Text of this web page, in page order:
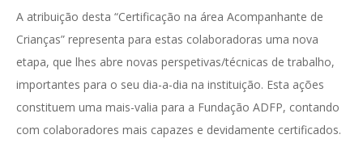
A atribuição desta “Certificação na área Acompanhante de
Crianças” representa para estas colaboradoras uma nova
etapa, que lhes abre novas perspetivas/técnicas de trabalho,
importantes para o seu dia-a-dia na instituição. Esta ações
constituem uma mais-valia para a Fundação ADFP, contando
com colaboradores mais capazes e devidamente certificados.